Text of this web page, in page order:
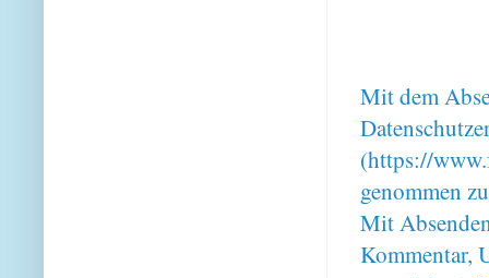
Mit dem
(https://
genommen
Mit
Kommentar,